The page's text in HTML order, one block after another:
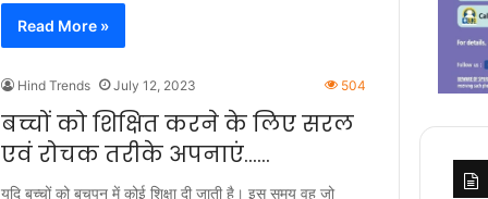
Read More »
Hind Trends July 12, 2023 504
बच्चों को शिक्षित करने के लिए सरल
एवं रोचक तरीके अपनाएं……
यदि बच्चों को बचपन में कोई शिक्षा दी जाती है। इस समय वह जो